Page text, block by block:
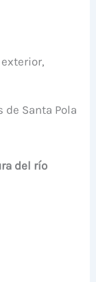
Santa Pola
del río